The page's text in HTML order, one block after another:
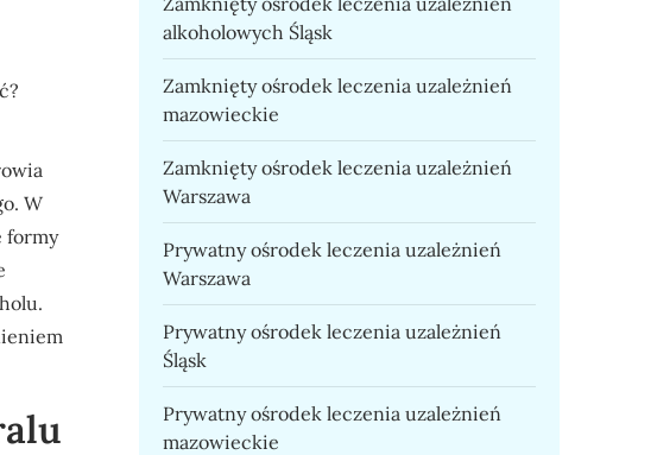
W
formy
alkoholowych Śląsk
Zamknięty ośrodek leczenia uzależnień
mazowieckie
Zamknięty ośrodek leczenia uzależnień
Warszawa
Prywatny ośrodek leczenia uzależnień
Warszawa
Prywatny ośrodek leczenia uzależnień
Śląsk
Prywatny ośrodek leczenia uzależnień
mazowieckie